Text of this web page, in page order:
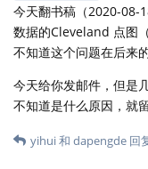
今天翻书稿（2020-08-
数据的Cleveland 点图
不知道这个问题在后来
今天给你发邮件，但是
不知道是什么原因，就
yihui和 dapengde 回